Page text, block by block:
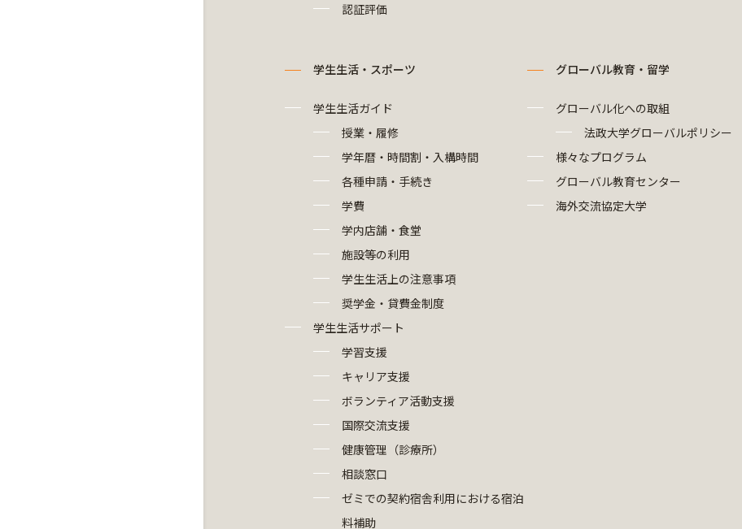
認証評価
学生生活・スポーツ
学生生活ガイド
授業・履修
学年暦・時間割・入構時間
各種申請・手続き
学費
学内店舗・食堂
施設等の利用
学生生活上の注意事項
奨学金・貸費金制度
学生生活サポート
学習支援
キャリア支援
ボランティア活動支援
国際交流支援
健康管理（診療所）
相談窓口
ゼミでの契約宿舎利用における宿泊
料補助
グローバル教育・留学
グローバル化への取組
法政大学グローバルポリシー
様々なプログラム
グローバル教育センター
海外交流協定大学